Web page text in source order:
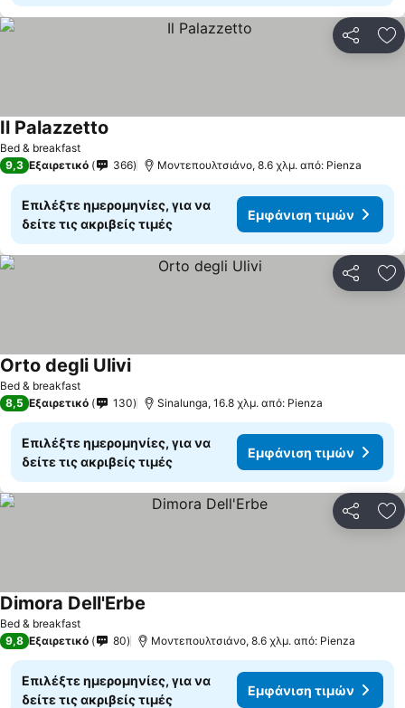
Bed & breakfast
Il Palazzetto
9,3 Εξαιρετικό 366 Μοντεπουλτσιάνο, 8.6 χλμ. από: Pienza
Επιλέξτε ημερομηνίες, για να
δείτε τις ακριβείς τιμές
Εμφάνιση τιμών
Bed & breakfast
Orto degli Ulivi
8,5 Εξαιρετικό 130 Sinalunga, 16.8 χλμ. από: Pienza
Επιλέξτε ημερομηνίες, για να
δείτε τις ακριβείς τιμές
Εμφάνιση τιμών
Bed & breakfast
Dimora Dell'Erbe
9,8 Εξαιρετικό 80 Μοντεπουλτσιάνο, 8.6 χλμ. από: Pienza
Επιλέξτε ημερομηνίες, για να
δείτε τις ακριβείς τιμές
Εμφάνιση τιμών